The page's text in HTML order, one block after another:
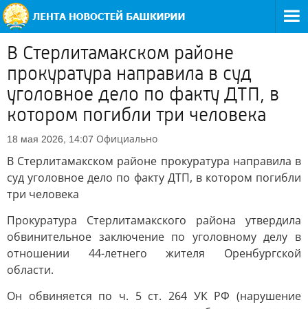
В Стерлитамакском районе
прокуратура направила в суд
уголовное дело по факту ДТП, в
котором погибли три человека
18 мая 2026, 14:07 Официально
В Стерлитамакском районе прокуратура направила в
суд уголовное дело по факту ДТП, в котором погибли
три человека
Прокуратура Стерлитамакского района утвердила
обвинительное заключение по уголовному делу в
отношении 44-летнего жителя Оренбургской
области.
Он обвиняется по ч. 5 ст. 264 УК РФ (нарушение